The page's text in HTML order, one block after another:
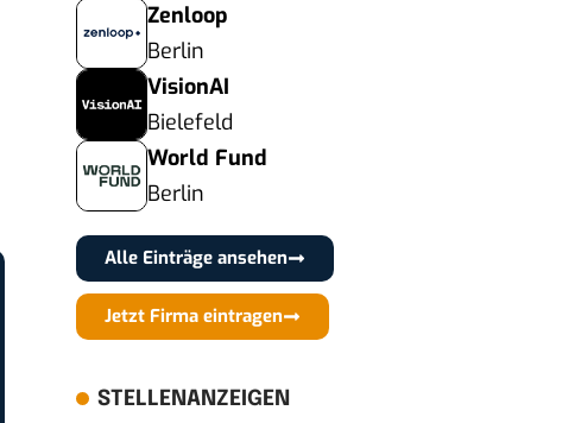
Zenloop
Berlin
VisionAI
Bielefeld
World Fund
Berlin
Alle Einträge ansehen
Jetzt Firma eintragen
STELLENANZEIGEN